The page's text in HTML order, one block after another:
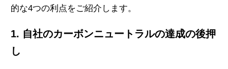
的な4つの利点をご紹介します。
1. 自社のカーボンニュートラルの達成の後押
し